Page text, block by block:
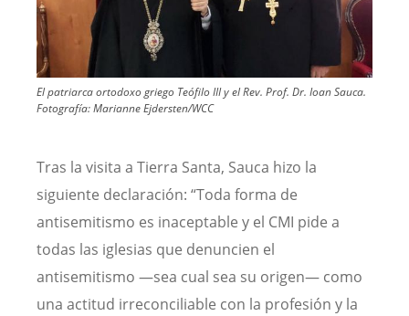
El patriarca ortodoxo griego Teófilo III y el Rev. Prof. Dr. Ioan Sauca.
Fotografía:Marianne Ejdersten/WCC
Tras la visita a Tierra Santa, Sauca hizo la
siguiente declaración: “Toda forma de
antisemitismo es inaceptable y el CMI pide a
todas las iglesias que denuncien el
antisemitismo —sea cual sea su origen— como
una actitud irreconciliable con la profesión y la